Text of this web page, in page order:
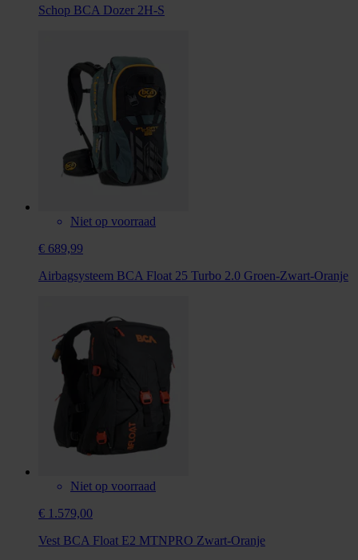
Schop BCA Dozer 2H-S
Niet op voorraad
€ 689,99
Airbagsysteem BCA Float 25 Turbo 2.0 Groen-Zwart-Oranje
Niet op voorraad
€ 1.579,00
Vest BCA Float E2 MTNPRO Zwart-Oranje